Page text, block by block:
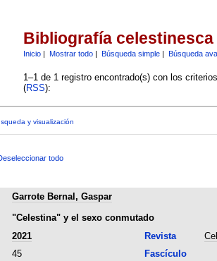
Bibliografía celestinesca
Inicio| Mostrar todo| Búsqueda simple| Búsqueda
1–1 de 1 registro encontrado(s) con los
(RSS):
y visualización
todo
Garrote Bernal, Gaspar
"Celestina" y el sexo conmutado
2021 Revista
45
Fascículo